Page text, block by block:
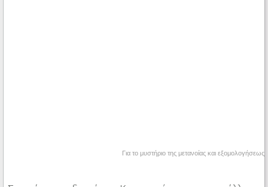
Για το μυστήριο της μετανοίας και εξομολογήσεως